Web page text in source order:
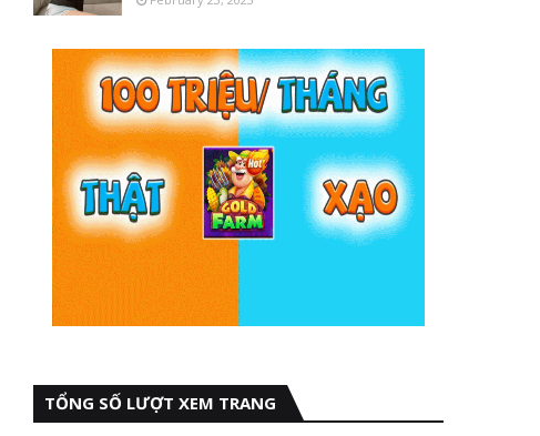
TỔNG SỐ LƯỢT XEM TRANG